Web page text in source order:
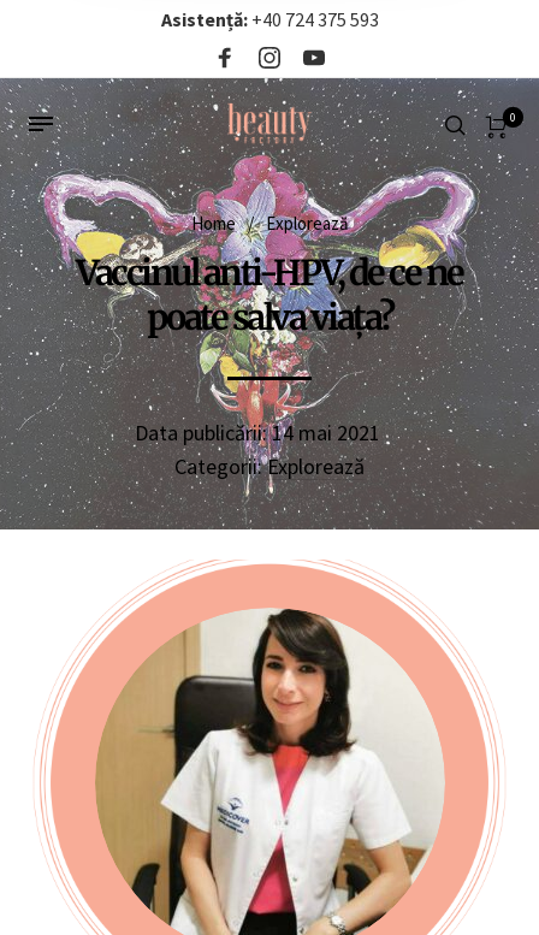
Asistență: +40 724 375 593‬
0
Home / Explorează
Vaccinul anti-HPV, de ce ne
poate salva viața?
Data publicării:14 mai 2021
Categorii:Explorează